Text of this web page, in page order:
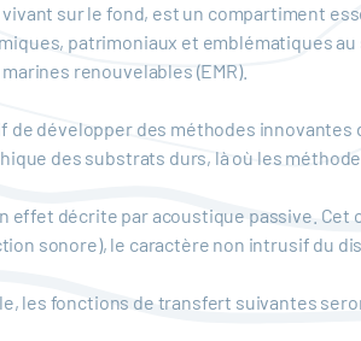
sur le fond, est un compartiment
patrimoniaux et emblématiques
renouvelables (EMR).
de développer des méthodes
des substrats durs, là où les
effet décrite par acoustique passive.
sonore), le caractère non intrusif du
les fonctions de transfert suivantes